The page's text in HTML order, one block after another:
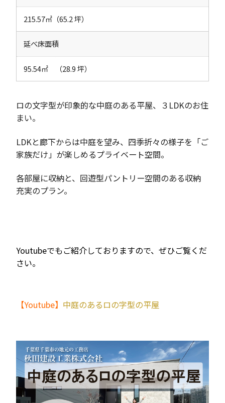
215.57㎡（65.2 坪）
延べ床面積
95.54㎡ （28.9 坪）
ロの文字型が印象的な中庭のある平屋、３LDKのお住
まい。
LDKと廊下からは中庭を望み、四季折々の様子を「ご
家族だけ」が楽しめるプライベート空間。
各部屋に収納と、回遊型パントリー空間のある収納
充実のプラン。
Youtubeでもご紹介しておりますので、ぜひご覧くだ
さい。
【Youtube】 中庭のあるロの字型の平屋